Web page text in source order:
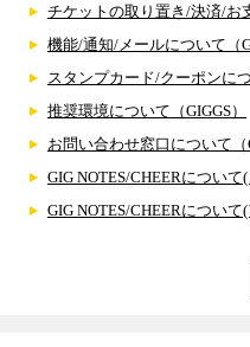
チケットの取り置き/決済/お
機能/通知/メールについて（
スタンプカード/クーポンにつ
推奨環境について（GIGGS）
お問い合わせ窓口について（
GIG NOTES/CHEERについて(
GIG NOTES/CHEERについて